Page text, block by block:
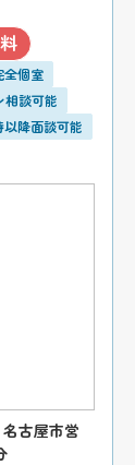
全個室
相談可能
以降面談可能
古屋市営